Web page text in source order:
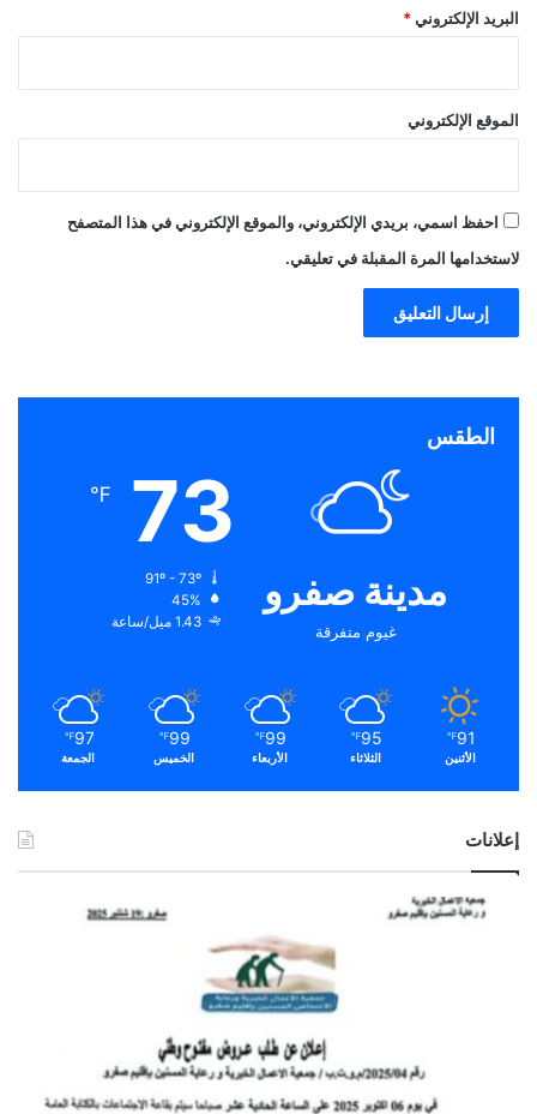
البريد الإلكتروني *
الموقع الإلكتروني
احفظ اسمي، بريدي الإلكتروني، والموقع الإلكتروني في هذا المتصفح
لاستخدامها المرة المقبلة في تعليقي.
الطقس
مدينة صفرو
غيوم متفرقة
73
℉
45%
1.43 ميل/ساعة
91
℉
الأثنين
95
℉
الثلاثاء
99
℉
الأربعاء
99
℉
الخميس
97
℉
الجمعة
إعلانات